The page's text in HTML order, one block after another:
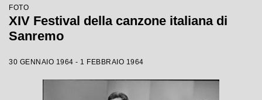
FOTO
XIV Festival della canzone italiana di
Sanremo
30 GENNAIO 1964 - 1 FEBBRAIO 1964